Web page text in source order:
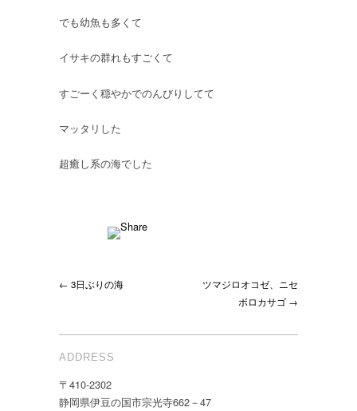
でも幼魚も多くて
イサキの群れもすごくて
すごーく穏やかでのんびりしてて
マッタリした
超癒し系の海でした
← 3日ぶりの海
ツマジロオコゼ、ニセ
ボロカサゴ →
ADDRESS
〒410-2302
静岡県伊豆の国市宗光寺662－47